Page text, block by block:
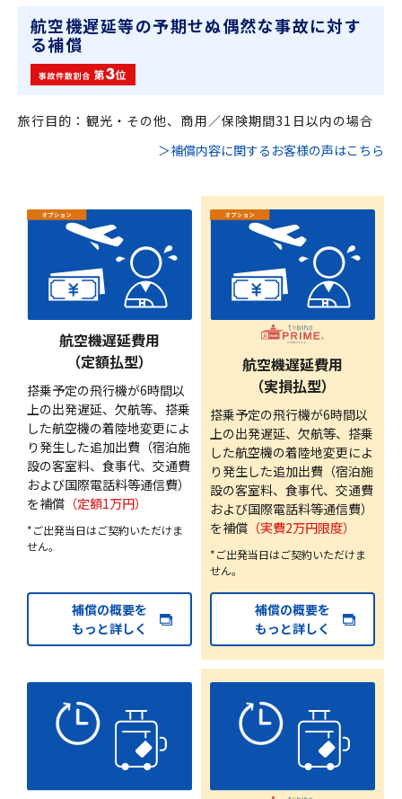
航空機遅延等の予期せぬ偶然な事故に対す
る補償
旅行目的：観光・その他、商用／保険期間31日以内の場合
＞補償内容に関するお客様の声はこちら
航空機遅延費用
（定額払型）
搭乗予定の飛行機が6時間以
上の出発遅延、欠航等、搭乗
した航空機の着陸地変更によ
り発生した追加出費（宿泊施
設の客室料、食事代、交通費
および国際電話料等通信費）
を補償 （定額1万円）
*ご出発当日はご契約いただけま
せん。
補償の概要を
もっと詳しく
航空機遅延費用
（実損払型）
搭乗予定の飛行機が6時間以
上の出発遅延、欠航等、搭乗
した航空機の着陸地変更によ
り発生した追加出費（宿泊施
設の客室料、食事代、交通費
および国際電話料等通信費）
を補償 （実費2万円限度）
*ご出発当日はご契約いただけま
せん。
補償の概要を
もっと詳しく